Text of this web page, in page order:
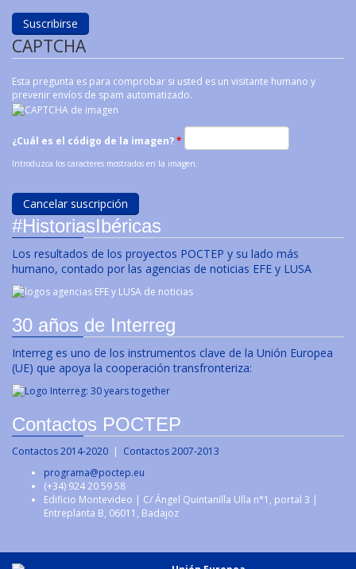
CAPTCHA
Esta pregunta es para comprobar si usted es un visitante humano y
prevenir envíos de spam automatizado.
¿Cuál es el código de la imagen?*
Introduzca los caracteres mostrados en la imagen.
#HistoriasIbéricas
Los resultados de los proyectos POCTEP y su lado más
humano, contado por las agencias de noticias EFE y LUSA
30 años de Interreg
Interreg es uno de los instrumentos clave de la Unión Europea
(UE) que apoya la cooperación transfronteriza:
Contactos POCTEP
Contactos 2014-2020 | Contactos 2007-2013
programa@poctep.eu
(+34) 924 20 59 58
Edificio Montevideo | C/ Ángel Quintanilla Ulla n°1, portal 3 |
Entreplanta B, 06011, Badajoz